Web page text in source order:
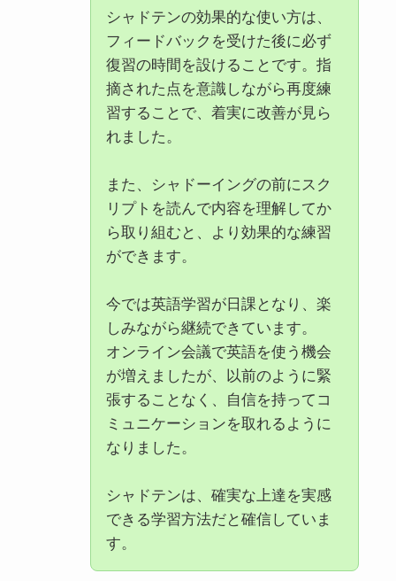
シャドテンの効果的な使い方は、
フィードバックを受けた後に必ず
復習の時間を設けることです。指
摘された点を意識しながら再度練
習することで、着実に改善が見ら
れました。
また、シャドーイングの前にスク
リプトを読んで内容を理解してか
ら取り組むと、より効果的な練習
ができます。
今では英語学習が日課となり、楽
しみながら継続できています。
オンライン会議で英語を使う機会
が増えましたが、以前のように緊
張することなく、自信を持ってコ
ミュニケーションを取れるように
なりました。
シャドテンは、確実な上達を実感
できる学習方法だと確信していま
す。​​​​​​​​​​​​​​​​